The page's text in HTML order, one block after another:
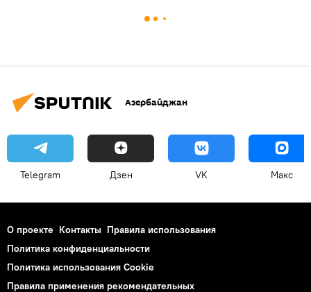
Азербайджан
Telegram Дзен VK Макс
О проекте Контакты Правила использования
Политика конфиденциальности
Политика использования Cookie
Правила применения рекомендательных